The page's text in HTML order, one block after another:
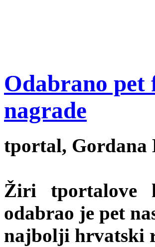
Odabrano
nagrade
tportal, Gordana
Žiri tportalove
odabrao je pet
najbolji hrvatski